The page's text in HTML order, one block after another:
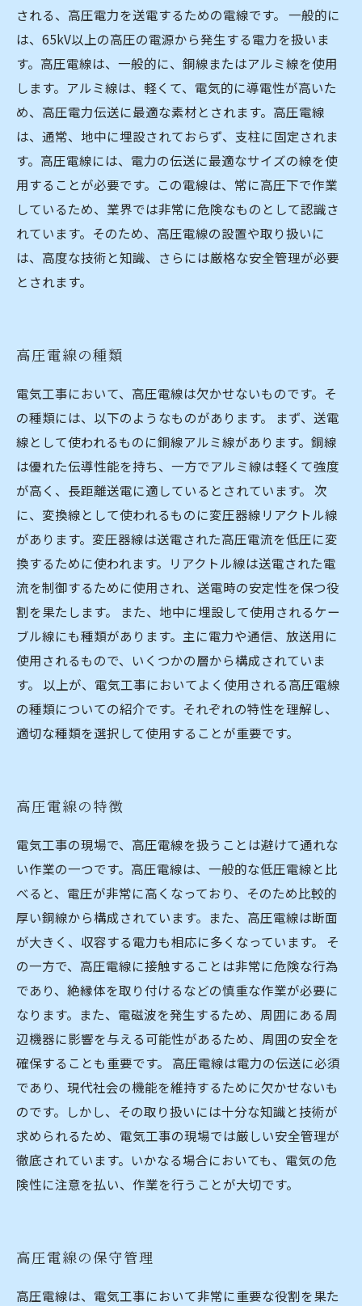
される、高圧電力を送電するための電線です。 一般的に
は、65kV以上の高圧の電源から発生する電力を扱いま
す。高圧電線は、一般的に、銅線またはアルミ線を使用
します。アルミ線は、軽くて、電気的に導電性が高いた
め、高圧電力伝送に最適な素材とされます。高圧電線
は、通常、地中に埋設されておらず、支柱に固定されま
す。高圧電線には、電力の伝送に最適なサイズの線を使
用することが必要です。この電線は、常に高圧下で作業
しているため、業界では非常に危険なものとして認識さ
れています。そのため、高圧電線の設置や取り扱いに
は、高度な技術と知識、さらには厳格な安全管理が必要
とされます。
高圧電線の種類
電気工事において、高圧電線は欠かせないものです。そ
の種類には、以下のようなものがあります。 まず、送電
線として使われるものに銅線アルミ線があります。銅線
は優れた伝導性能を持ち、一方でアルミ線は軽くて強度
が高く、長距離送電に適しているとされています。 次
に、変換線として使われるものに変圧器線リアクトル線
があります。変圧器線は送電された高圧電流を低圧に変
換するために使われます。リアクトル線は送電された電
流を制御するために使用され、送電時の安定性を保つ役
割を果たします。 また、地中に埋設して使用されるケー
ブル線にも種類があります。主に電力や通信、放送用に
使用されるもので、いくつかの層から構成されていま
す。 以上が、電気工事においてよく使用される高圧電線
の種類についての紹介です。それぞれの特性を理解し、
適切な種類を選択して使用することが重要です。
高圧電線の特徴
電気工事の現場で、高圧電線を扱うことは避けて通れな
い作業の一つです。高圧電線は、一般的な低圧電線と比
べると、電圧が非常に高くなっており、そのため比較的
厚い銅線から構成されています。また、高圧電線は断面
が大きく、収容する電力も相応に多くなっています。 そ
の一方で、高圧電線に接触することは非常に危険な行為
であり、絶縁体を取り付けるなどの慎重な作業が必要に
なります。また、電磁波を発生するため、周囲にある周
辺機器に影響を与える可能性があるため、周囲の安全を
確保することも重要です。 高圧電線は電力の伝送に必須
であり、現代社会の機能を維持するために欠かせないも
のです。しかし、その取り扱いには十分な知識と技術が
求められるため、電気工事の現場では厳しい安全管理が
徹底されています。いかなる場合においても、電気の危
険性に注意を払い、作業を行うことが大切です。
高圧電線の保守管理
高圧電線は、電気工事において非常に重要な役割を果た